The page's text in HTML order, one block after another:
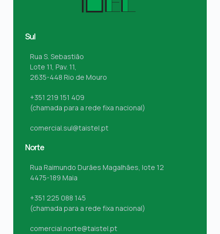
Sul
Rua S. Sebastião
Lote 11, Pav. 11,
2635-448 Rio de Mouro
+351 219 151 409
(chamada para a rede fixa nacional)
comercial.sul@taistel.pt
Norte
Rua Raimundo Durães Magalhães, lote 12
4475-189 Maia
+351 225 088 145
(chamada para a rede fixa nacional)
comercial.norte@taistel.pt